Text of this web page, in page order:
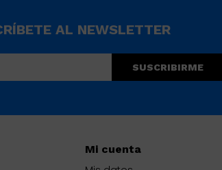
Mi cuenta
AL NEWSLETTER
SUSCRIBIRME